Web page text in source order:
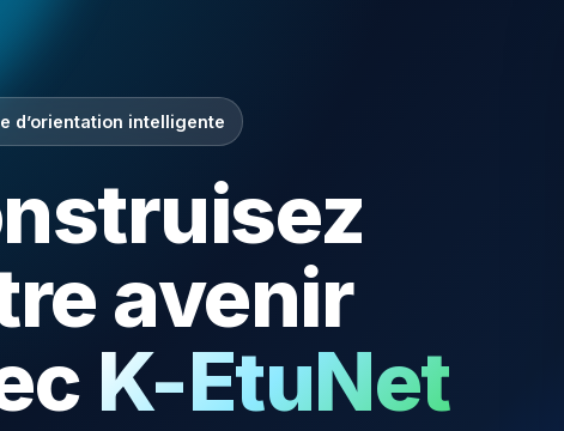
d’orientation intelligente
avenir
K-EtuNet